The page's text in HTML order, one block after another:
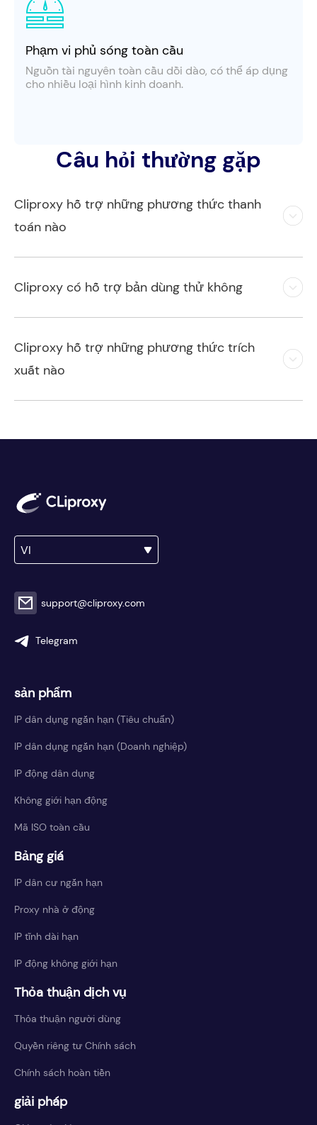
Phạm vi phủ sóng toàn cầu
Nguồn tài nguyên toàn cầu dồi dào, có thể áp dụng
cho nhiều loại hình kinh doanh.
Câu hỏi thường gặp
Cliproxy hỗ trợ những phương thức thanh
toán nào
Cliproxy có hỗ trợ bản dùng thử không
Cliproxy hỗ trợ những phương thức trích
xuất nào
VI
support@cliproxy.com
Telegram
sản phẩm
IP dân dụng ngắn hạn (Tiêu chuẩn)
IP dân dụng ngắn hạn (Doanh nghiệp)
IP động dân dụng
Không giới hạn động
Mã ISO toàn cầu
Bảng giá
IP dân cư ngắn hạn
Proxy nhà ở động
IP tĩnh dài hạn
IP động không giới hạn
Thỏa thuận dịch vụ
Thỏa thuận người dùng
Quyền riêng tư Chính sách
Chính sách hoàn tiền
giải pháp